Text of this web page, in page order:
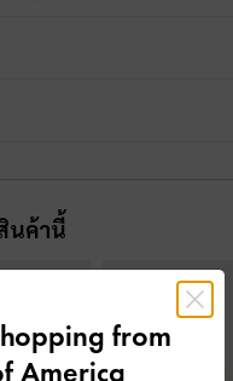
นค้านี้
from
America